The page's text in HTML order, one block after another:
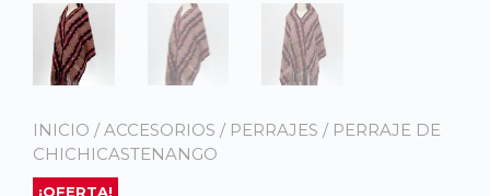
INICIO /ACCESORIOS / PERRAJES / PERRAJE DE
CHICHICASTENANGO
¡OFERTA!